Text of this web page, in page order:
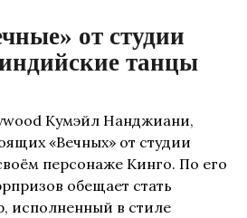
от студии
танцы
Кумэйл Нанджиани,
«Вечных» от студии
персонаже Кинго. По его
обещает стать
исполненный в стиле